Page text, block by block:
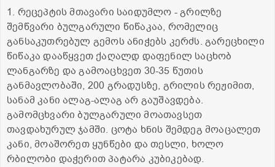
1. რეცეპტის მთავარი საიდუმლო - გრილზე
შემწვარი ბულგარული წიწაკაა, რომელიც
განსაკუთრებულ გემოს ანიჭებს კერძს. გარეცხილი
წიწაკა დააწყვეთ ქაღალდ დაფენილ საცხობ
ლანგარზე და გამოაცხვეთ 30-35 წუთის
განმავლობაში, 200 გრადუსზე, გრილის რეჟიმით,
სანამ კანი ალაგ-ალაგ არ გაუშავდება.
გამომცხვარი ბულგარული მოათავსეთ
თავდახურულ ჯამში. ცოტა ხნის შემდეგ მოაცალეთ
კანი, მოაშორეთ ყუნწები და თესლი, ხოლო
რბილობი დაჭერით პატარა კუბიკებად.